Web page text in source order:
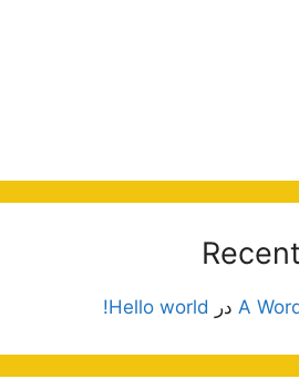
A در Hello world!